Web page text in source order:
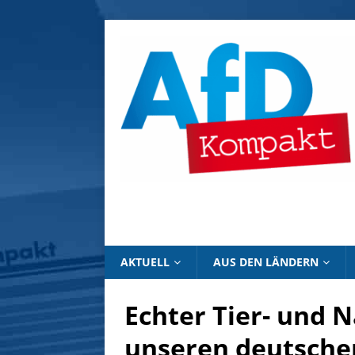
AKTUELL AUS DEN LÄNDERN
Echter Tier- und
unseren